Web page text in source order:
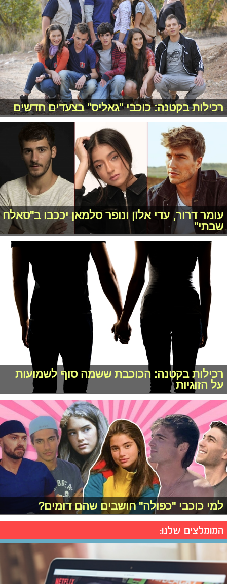
רכילות בקטנה: כוכבי "גאליס" בצעדים חדשים
עומר דרור, עדי אלון ונופר סלמאן יככבו ב"סאלח
שבתי"
רכילות בקטנה: הכוכבת ששמה סוף לשמועות
על הזוגיות
למי כוכבי "כפולה" חושבים שהם דומים?
המומלצים שלנו: